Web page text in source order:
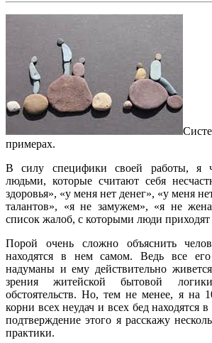
примерах.
В силу специфики своей работы, я
людьми, которые считают себя
здоровья», «у меня нет денег», «у меня
талантов», «я не замужем», «я не
список жалоб, с которыми люди приходят
Порой очень сложно объяснить
находятся в нем самом. Ведь все
надуманы и ему действительно
зрения житейской бытовой
обстоятельств. Но, тем не менее, я на
корни всех неудач и всех бед находятся
подтверждение этого я расскажу
практики.